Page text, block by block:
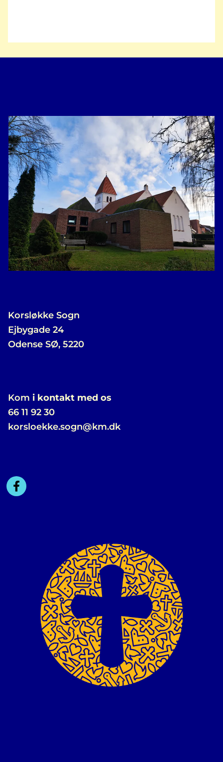
Korsløkke Sogn
Ejbygade 24
Odense SØ, 5220
Kom i kontakt med os
66 11 92 30
korsloekke.sogn@km.dk